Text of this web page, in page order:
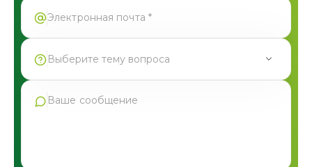
Выберите тему вопроса
Продукция Фармгрупп